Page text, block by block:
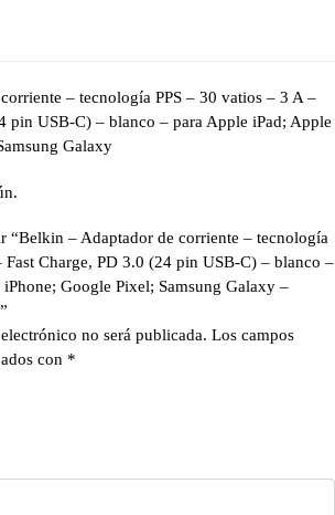
– tecnología PPS – 30 vatios – 3 A –
pin USB-C) – blanco – para Apple iPad; Apple
Galaxy
“Belkin – Adaptador de corriente – tecnología
Fast Charge, PD 3.0 (24 pin USB-C) – blanco –
Google Pixel; Samsung Galaxy –
no será publicada. Los campos
con *